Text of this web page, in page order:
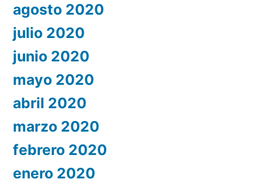
agosto 2020
julio 2020
junio 2020
mayo 2020
abril 2020
marzo 2020
febrero 2020
enero 2020